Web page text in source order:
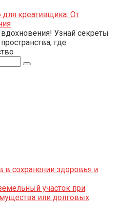
для креативщика: От
Узнай секреты
где
в сохранении здоровья и
участок при
или долговых